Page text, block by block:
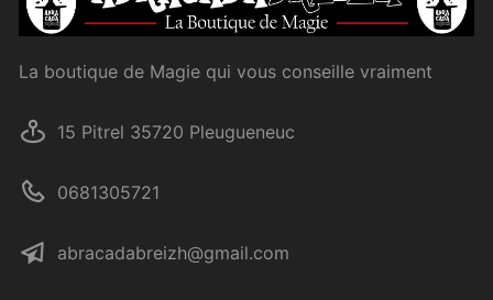
La boutique de Magie qui vous conseille vraiment
15 Pitrel 35720 Pleugueneuc
0681305721
abracadabreizh@gmail.com